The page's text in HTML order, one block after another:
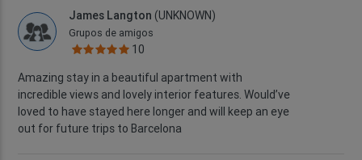
James Langton (UNKNOWN)
Grupos de amigos
10
Amazing stay in a beautiful apartment with
incredible views and lovely interior features. Would’ve
loved to have stayed here longer and will keep an eye
out for future trips to Barcelona